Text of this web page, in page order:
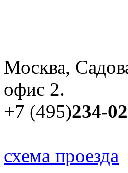
Москва,
офис 2.
+7 (495)234-
схема проезда